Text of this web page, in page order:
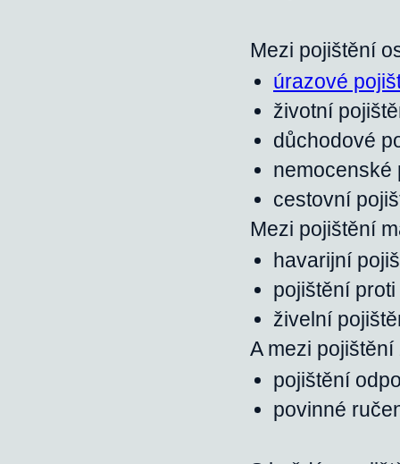
Mezi pojištění
úrazové
životní
důchodové
cestovní
Mezi pojištění
havarijní
pojištění
živelní
A mezi
pojištění
povinné